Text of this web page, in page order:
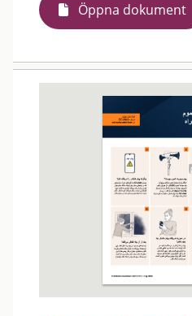
Öppna dokument